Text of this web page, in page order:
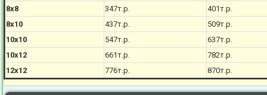
8х8
347т.р. 401т.р.
8х10
437т.р. 509т.р.
10х10
547т.р. 637т.р.
10х12
661т.р. 782т.р.
12х12
776т.р. 870т.р.